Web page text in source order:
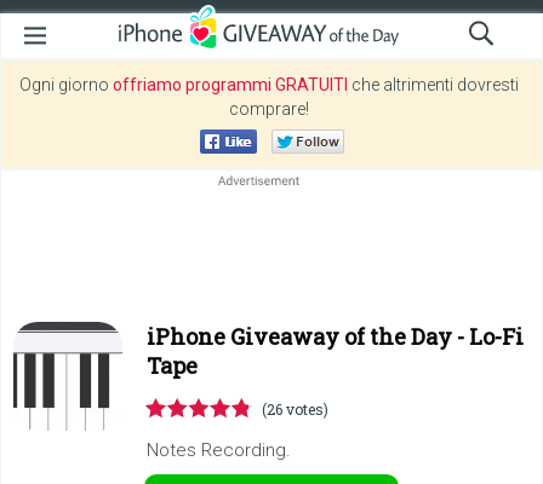
Ogni giorno offriamo programmi GRATUITI che altrimenti dovresti
comprare!
iPhone Giveaway of the Day - Lo-Fi
Tape
(26 votes)
Notes Recording.